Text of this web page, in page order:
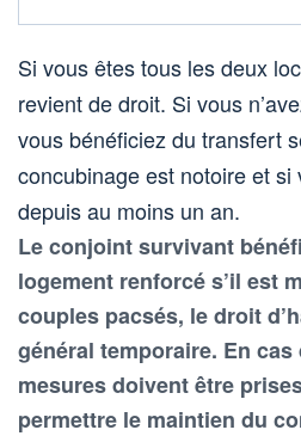
Si vous êtes tous les deux
revient de droit. Si vous
vous bénéficiez du transfert
concubinage est notoire et
depuis au moins un an.
Le conjoint survivant
logement renforcé s’il est
couples pacsés, le droit
général temporaire. En cas
mesures doivent être
permettre le maintien du